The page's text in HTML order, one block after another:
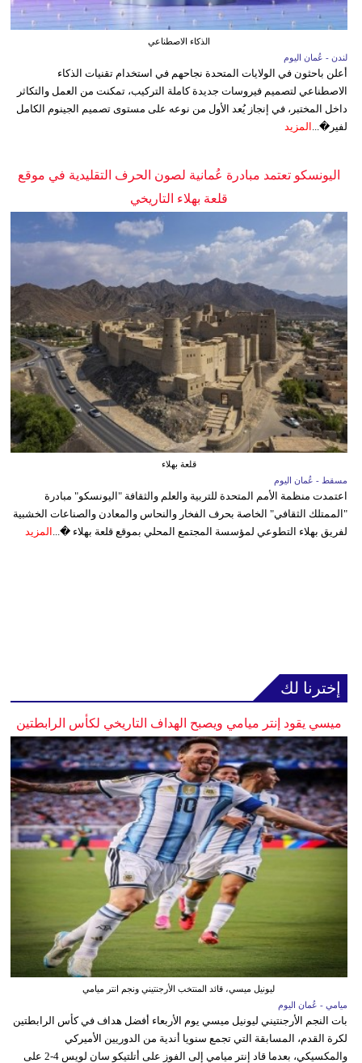
الذكاء الاصطناعي
لندن - عُمان اليوم
أعلن باحثون في الولايات المتحدة نجاحهم في استخدام تقنيات الذكاء
الاصطناعي لتصميم فيروسات جديدة كاملة التركيب، تمكنت من العمل والتكاثر
داخل المختبر، في إنجاز يُعد الأول من نوعه على مستوى تصميم الجينوم الكامل
لفير�... المزيد
اليونسكو تعتمد مبادرة عُمانية لصون الحرف التقليدية في موقع
قلعة بهلاء التاريخي
قلعة بهلاء
مسقط - عُمان اليوم
اعتمدت منظمة الأمم المتحدة للتربية والعلم والثقافة "اليونسكو" مبادرة
"الممتلك الثقافي" الخاصة بحرف الفخار والنحاس والمعادن والصناعات الخشبية
لفريق بهلاء التطوعي لمؤسسة المجتمع المحلي بموقع قلعة بهلاء �... المزيد
إخترنا لك
ميسي يقود إنتر ميامي ويصبح الهداف التاريخي لكأس الرابطتين
ليونيل ميسي، قائد المنتخب الأرجنتيني ونجم انتر ميامي
ميامي - عُمان اليوم
بات النجم الأرجنتيني ليونيل ميسي يوم الأربعاء أفضل هداف في كأس الرابطتين
لكرة القدم، المسابقة التي تجمع سنويا أندية من الدوريين الأميركي
والمكسيكي، بعدما قاد إنتر ميامي إلى الفوز على أتلتيكو سان لويس 4-2 على